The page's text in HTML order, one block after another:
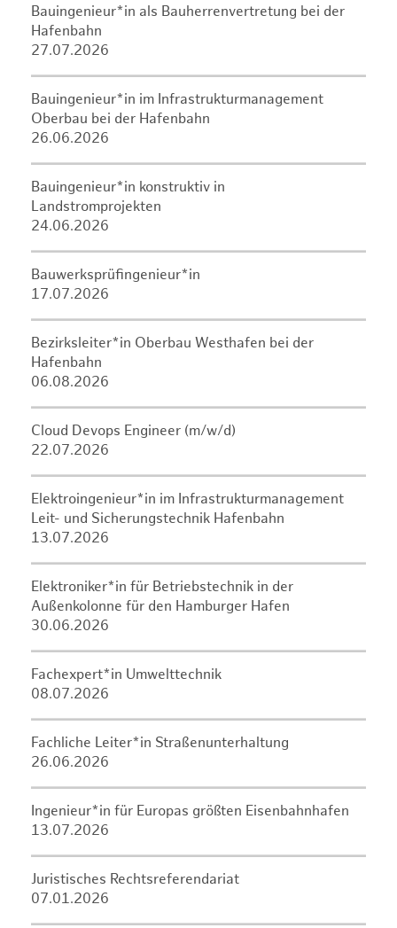
Bauingenieur*in als Bauherrenvertretung bei der
Hafenbahn
27.07.2026
Bauingenieur*in im Infrastrukturmanagement
Oberbau bei der Hafenbahn
26.06.2026
Bauingenieur*in konstruktiv in
Landstromprojekten
24.06.2026
Bauwerksprüfingenieur*in
17.07.2026
Bezirksleiter*in Oberbau Westhafen bei der
Hafenbahn
06.08.2026
Cloud Devops Engineer (m/w/d)
22.07.2026
Elektroingenieur*in im Infrastrukturmanagement
Leit- und Sicherungstechnik Hafenbahn
13.07.2026
Elektroniker*in für Betriebstechnik in der
Außenkolonne für den Hamburger Hafen
30.06.2026
Fachexpert*in Umwelttechnik
08.07.2026
Fachliche Leiter*in Straßenunterhaltung
26.06.2026
Ingenieur*in für Europas größten Eisenbahnhafen
13.07.2026
Juristisches Rechtsreferendariat
07.01.2026